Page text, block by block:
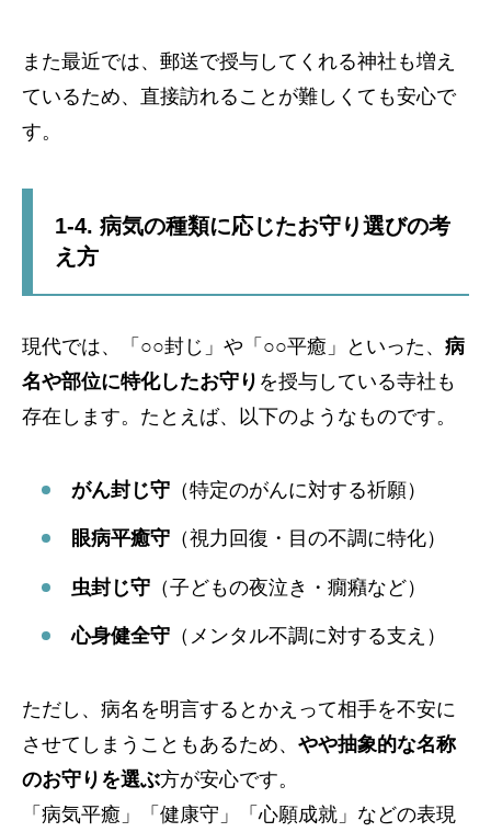
また最近では、郵送で授与してくれる神社も増え
ているため、直接訪れることが難しくても安心で
す。
1-4. 病気の種類に応じたお守り選びの考
え方
現代では、「○○封じ」や「○○平癒」といった、 病
名や部位に特化したお守り を授与している寺社も
存在します。たとえば、以下のようなものです。
がん封じ守 （特定のがんに対する祈願）
眼病平癒守 （視力回復・目の不調に特化）
虫封じ守 （子どもの夜泣き・癇癪など）
心身健全守 （メンタル不調に対する支え）
ただし、病名を明言するとかえって相手を不安に
させてしまうこともあるため、 やや抽象的な名称
のお守りを選ぶ方が安心です。
「病気平癒」「健康守」「心願成就」などの表現